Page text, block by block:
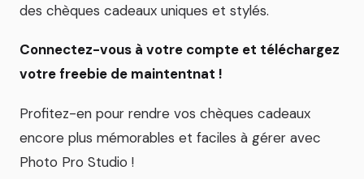
des chèques cadeaux uniques et stylés.
Connectez-vous à votre compte et téléchargez
votre freebie de maintentnat !
Profitez-en pour rendre vos chèques cadeaux
encore plus mémorables et faciles à gérer avec
Photo Pro Studio !